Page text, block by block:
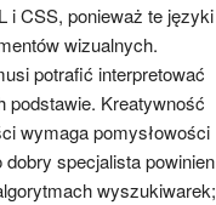
i CSS, ponieważ te języki
wizualnych.
potrafić interpretować
podstawie. Kreatywność
wymaga pomysłowości
specjalista powinien
wyszukiwarek;